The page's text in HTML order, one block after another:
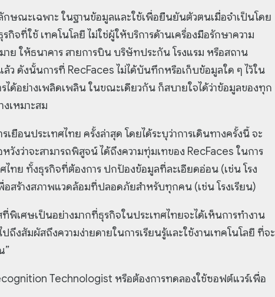
ษณะเฉพาะ ในฐานข้อมูลและใช้เพื่อยืนยันตัวตนเมื่อจำเป็นโดย
กิจที่ใช้ เทคโนโลยี ไม่ใช่ผู้ให้บริการด้านเครื่องมือรักษาความ
ให้ธนาคาร สายการบิน บริษัทประกัน โรงแรม หรือสถาน
ว ดังนั้นการที่ RecFaces ไม่ได้บันทึกหรือเก็บข้อมูลใด ๆ ไว้ใน
ได้อย่างเพลิดเพลิน ในขณะเดียวกัน ก็สบายใจได้ว่าข้อมูลของทุก
เหมาะสม
อนประเทศไทย ครั้งล่าสุด โดยได้ระบุว่าการเดินทางครั้งนี้ จะ
งว่าจะสามารถพิสูจน์ ได้ถึงความทุ่มเทของ RecFaces ในการ
ทย ทั้งธุรกิจที่ต้องการ ปกป้องข้อมูลที่ละเอียดอ่อน (เช่น โรง
อสร้างสภาพแวดล้อมที่ปลอดภัยสำหรับทุกคน (เช่น โรงเรียน)
พิเศษเป็นอย่างมากที่ธุรกิจในประเทศไทยจะได้เห็นการทำงาน
ถึงสัมผัสถึงความง่ายดายในการเรียนรู้และใช้งานเทคโนโลยี ที่จะ
”
Technologist หรือต้องการทดลองใช้ซอฟต์แวร์เพื่อ